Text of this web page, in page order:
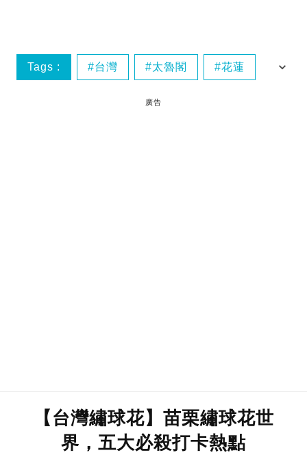
Tags : 台灣 太魯閣 花蓮
廣告
【台灣繡球花】苗栗繡球花世
界，五大必殺打卡熱點